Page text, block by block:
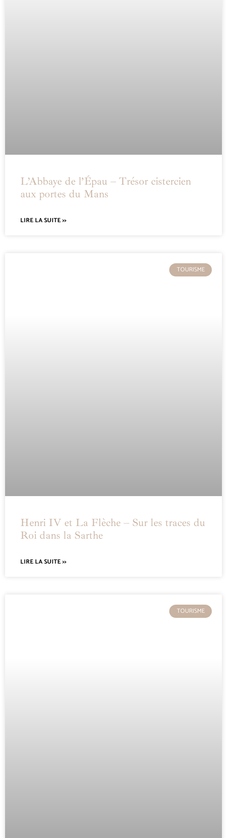
L’Abbaye de l’Épau – Trésor cistercien
aux portes du Mans
LIRE LA SUITE >>
TOURISME
Henri IV et La Flèche – Sur les traces du
Roi dans la Sarthe
LIRE LA SUITE >>
TOURISME